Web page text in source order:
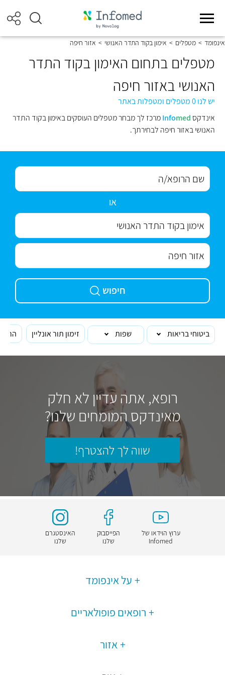
אינפומד > מטפלים > אימון בקוד התדר האנושי > אזור חיפה
מטפלים בתחום האימון בקוד התדר
האנושי באזור חיפה
יש לנו 0 מטפלים ומטפלות באתר
אינדקס
Infomed
מרכז לך מבחר מטפלים העוסקים באימון בקוד התדר
האנושי באזור חיפה לבחירתך.
או
חיפוש
ביטוחי בריאות שפות זימון תור אונליין
רופא, אתה עדיין לא חלק
מאינדקס המומחים שלנו?
שווה לך להצטרף!
ערוץ הוידאו של
Infomed
הפייסבוק
שלנו
האינסטגרם
שלנו
על אינפומד
רופאים פופולאריים
אזור